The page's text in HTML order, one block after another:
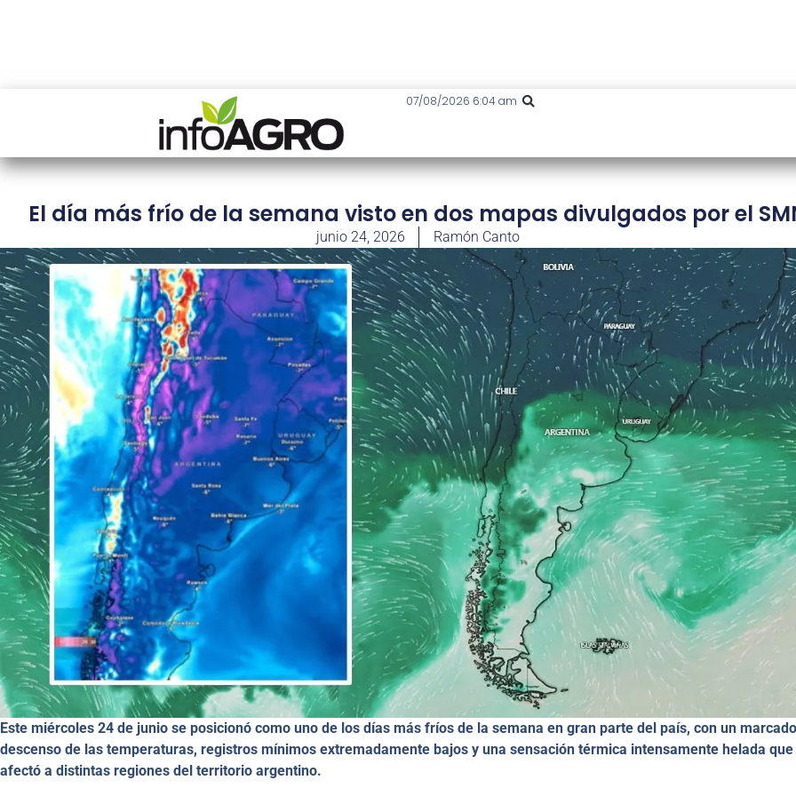
07/08/2026 6:04 am
El día más frío de la semana visto en dos mapas divulgados por el
junio 24, 2026 Ramón Canto
Este miércoles 24 de junio se posicionó como uno de los días más fríos de la semana en gran parte del país, con un marcado
descenso de las temperaturas, registros mínimos extremadamente bajos y una sensación térmica intensamente helada que
afectó a distintas regiones del territorio argentino.